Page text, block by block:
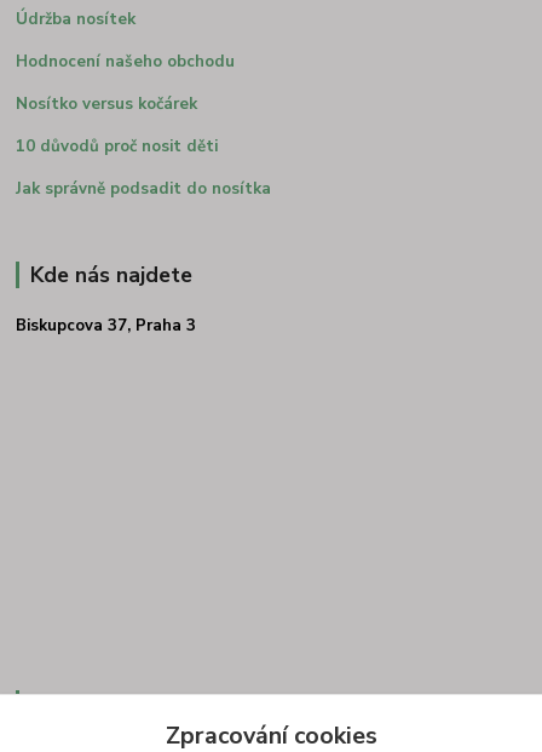
Údržba nosítek
Hodnocení našeho obchodu
Nosítko versus kočárek
10 důvodů proč nosit děti
Jak správně podsadit do nosítka
Kde nás najdete
Biskupcova 37, Praha 3
Kontakt
Zpracování cookies